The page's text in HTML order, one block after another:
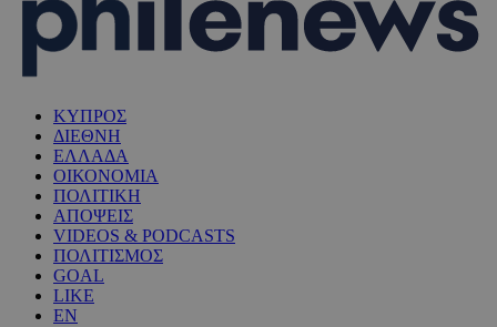
ΚΥΠΡΟΣ
ΔΙΕΘΝΗ
ΕΛΛΑΔΑ
ΟΙΚΟΝΟΜΙΑ
ΠΟΛΙΤΙΚΗ
ΑΠΟΨΕΙΣ
VIDEOS & PODCASTS
ΠΟΛΙΤΙΣΜΟΣ
GOAL
LIKE
EN